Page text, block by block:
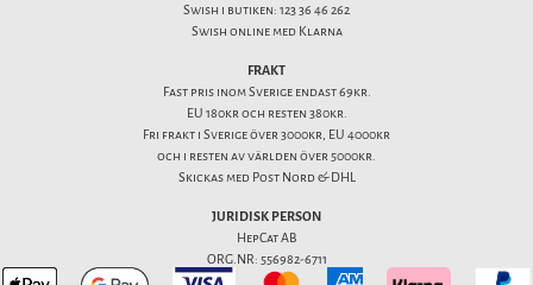
Swish i butiken: 123 36 46 262
Swish online med Klarna
FRAKT
Fast pris inom Sverige endast 69kr.
EU 180kr och resten 380kr.
Fri frakt i Sverige över 3000kr, EU 4000kr
och i resten av världen över 5000kr.
Skickas med Post Nord & DHL
JURIDISK PERSON
HepCat AB
ORG.NR: 556982-6711